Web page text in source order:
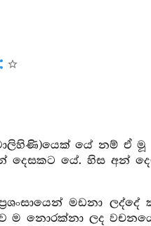
යේ නම් ඒ මූ
දෙසකට යේ. හිස අන්
මඩනා
ම නොරක්නා ලද